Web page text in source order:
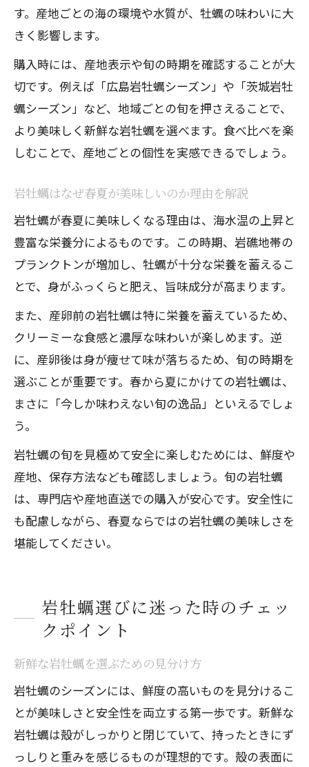
す。産地ごとの海の環境や水質が、牡蠣の味わいに大
きく影響します。
購入時には、産地表示や旬の時期を確認することが大
切です。例えば「広島岩牡蠣シーズン」や「茨城岩牡
蠣シーズン」など、地域ごとの旬を押さえることで、
より美味しく新鮮な岩牡蠣を選べます。食べ比べを楽
しむことで、産地ごとの個性を実感できるでしょう。
岩牡蠣はなぜ春夏が美味しいのか理由を解説
岩牡蠣が春夏に美味しくなる理由は、海水温の上昇と
豊富な栄養分によるものです。この時期、岩礁地帯の
プランクトンが増加し、牡蠣が十分な栄養を蓄えるこ
とで、身がふっくらと肥え、旨味成分が高まります。
また、産卵前の岩牡蠣は特に栄養を蓄えているため、
クリーミーな食感と濃厚な味わいが楽しめます。逆
に、産卵後は身が痩せて味が落ちるため、旬の時期を
選ぶことが重要です。春から夏にかけての岩牡蠣は、
まさに「今しか味わえない旬の逸品」といえるでしょ
う。
岩牡蠣の旬を見極めて安全に楽しむためには、鮮度や
産地、保存方法なども確認しましょう。旬の岩牡蠣
は、専門店や産地直送での購入が安心です。安全性に
も配慮しながら、春夏ならではの岩牡蠣の美味しさを
堪能してください。
岩牡蠣選びに迷った時のチェッ
クポイント
新鮮な岩牡蠣を選ぶための見分け方
岩牡蠣のシーズンには、鮮度の高いものを見分けるこ
とが美味しさと安全性を両立する第一歩です。新鮮な
岩牡蠣は殻がしっかりと閉じていて、持ったときにず
っしりと重みを感じるものが理想的です。殻の表面に